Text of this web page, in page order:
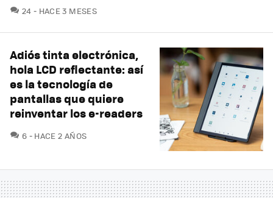
24 COMENTARIOS
HACE 3 MESES
Adiós tinta electrónica,
hola LCD reflectante: así
es la tecnología de
pantallas que quiere
reinventar los e-readers
6 COMENTARIOS
HACE 2 AÑOS